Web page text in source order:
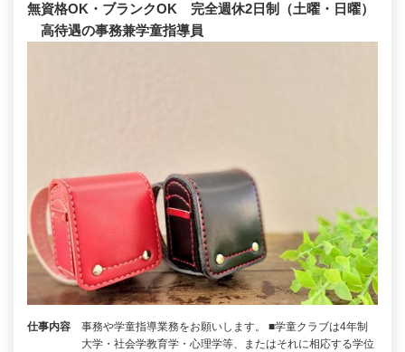
無資格OK・ブランクOK 完全週休2日制（土曜・日曜）
高待遇の事務兼学童指導員
仕事内容
事務や学童指導業務をお願いします。 ■学童クラブは4年制
大学・社会学教育学・心理学等、またはそれに相応する学位